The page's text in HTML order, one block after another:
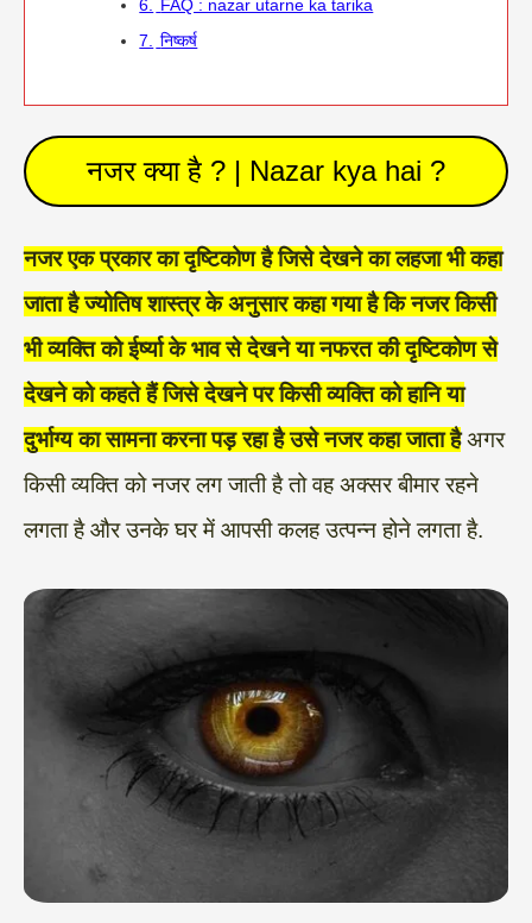
6.
FAQ : nazar utarne ka tarika
7.
निष्कर्ष
नजर क्या है ? | Nazar kya hai ?
नजर एक प्रकार का दृष्टिकोण है जिसे देखने का लहजा भी कहा
जाता है ज्योतिष शास्त्र के अनुसार कहा गया है कि नजर किसी
भी व्यक्ति को ईर्ष्या के भाव से देखने या नफरत की दृष्टिकोण से
देखने को कहते हैं जिसे देखने पर किसी व्यक्ति को हानि या
दुर्भाग्य का सामना करना पड़ रहा है उसे नजर कहा जाता हैअगर
किसी व्यक्ति को नजर लग जाती है तो वह अक्सर बीमार रहने
लगता है और उनके घर में आपसी कलह उत्पन्न होने लगता है.